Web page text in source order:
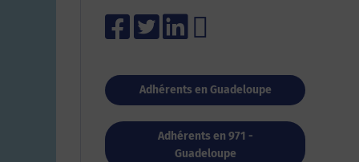
Adhérents en Guadeloupe
Adhérents en 971 -
Guadeloupe